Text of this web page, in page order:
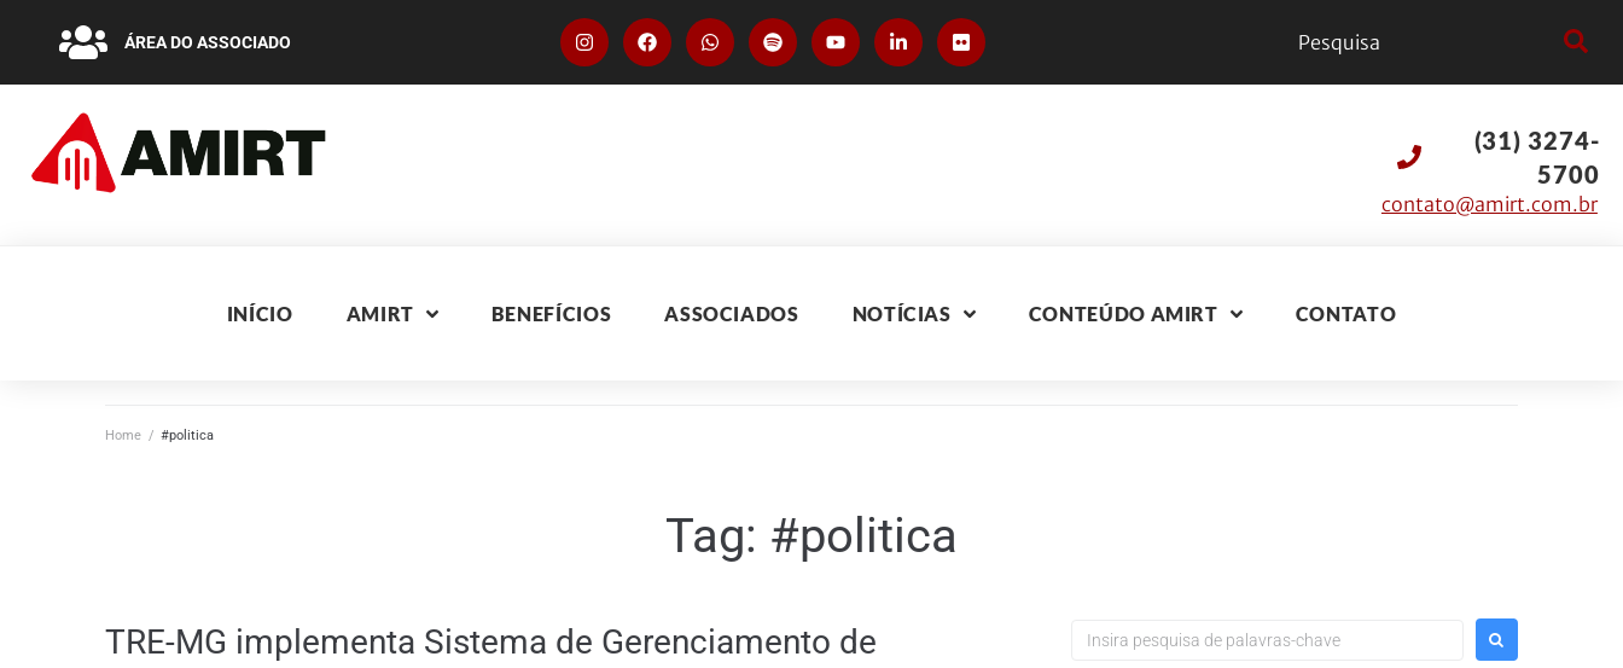
ÁREA DO ASSOCIADO
(31) 3274-
5700
contato@amirt.com.br
INÍCIO AMIRT BENEFÍCIOS ASSOCIADOS NOTÍCIAS CONTEÚDO AMIRT CONTATO
Home / #politica
Tag: #politica
TRE-MG implementa Sistema de Gerenciamento de